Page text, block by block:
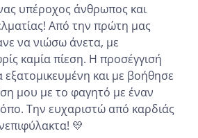
υπέροχος άνθρωπος και
Από την πρώτη μας
να νιώσω άνετα, με
καμία πίεση. Η προσέγγισή
εξατομικευμένη και με βοήθησε
μου με το φαγητό με έναν
Την ευχαριστώ από καρδιάς
💛